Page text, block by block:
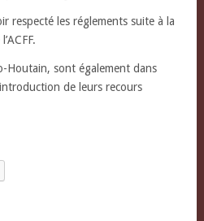
respecté les réglements suite à la
Houtain, sont également dans
de leurs recours